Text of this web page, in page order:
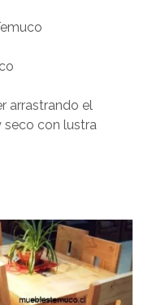
arrastrando el
seco con lustra